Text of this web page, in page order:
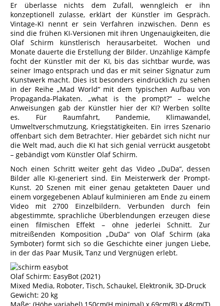
Er überlasse nichts dem Zufall, wenngleich er ihn
konzeptionell zulasse, erklärt der Künstler im Gespräch.
Vintage-KI nennt er sein Verfahren inzwischen. Denn es
sind die frühen KI-Versionen mit ihren Ungenauigkeiten, die
Olaf Schirm künstlerisch herausarbeitet. Wochen und
Monate dauerte die Erstellung der Bilder. Unzählige Kämpfe
focht der Künstler mit der KI, bis das sichtbar wurde, was
seiner Imago entsprach und das er mit seiner Signatur zum
Kunstwerk macht. Dies ist besonders eindrücklich zu sehen
in der Reihe „Mad World“ mit dem typischen Aufbau von
Propaganda-Plakaten. „what is the prompt?“ – welche
Anweisungen gab der Künstler hier der KI? Werben sollte
es. Für Raumfahrt, Pandemie, Klimawandel,
Umweltverschmutzung, Kriegstätigkeiten. Ein irres Szenario
offenbart sich dem Betrachter. Hier gebärdet sich nicht nur
die Welt mad, auch die KI hat sich genial verrückt ausgetobt
– gebändigt vom Künstler Olaf Schirm.
Noch einen Schritt weiter geht das Video „DuDa“, dessen
Bilder alle KI-generiert sind. Ein Meisterwerk der Prompt-
Kunst. 20 Szenen mit einer genau getakteten Dauer und
einem vorgegebenen Ablauf kulminieren am Ende zu einem
Video mit 2700 Einzelbildern. Verbunden durch fein
abgestimmte, sprachliche Überblendungen erzeugen diese
einen filmischen Effekt – ohne jederlei Schnitt. Zur
mitreißenden Komposition „DuDa“ von Olaf Schirm (aka
Symboter) formt sich so die Geschichte einer jungen Liebe,
in der das Paar Musik, Tanz und Vergnügen erlebt.
Olaf Schirm: EasyBot (2021)
Mixed Media, Roboter, Tisch, Schaukel, Elektronik, 3D-Druck
Gewicht: 20 kg